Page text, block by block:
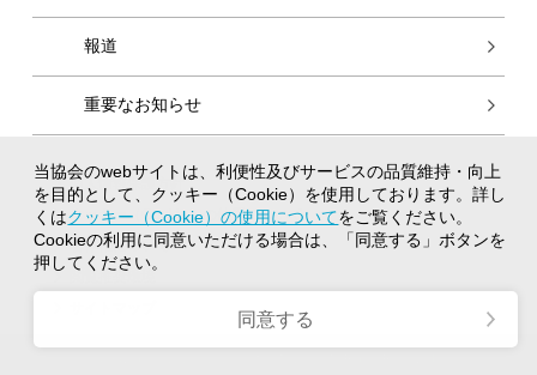
報道
重要なお知らせ
個人情報保護方針
クッキー（Cookie）の使用について
著作権について
閲覧推奨環境
当協会のwebサイトは、利便性及びサービスの品質維持・向上
を目的として、クッキー（Cookie）を使用しております。詳し
くはクッキー（Cookie）の使用についてをご覧ください。
Cookieの利用に同意いただける場合は、「同意する」ボタンを
押してください。
同意する